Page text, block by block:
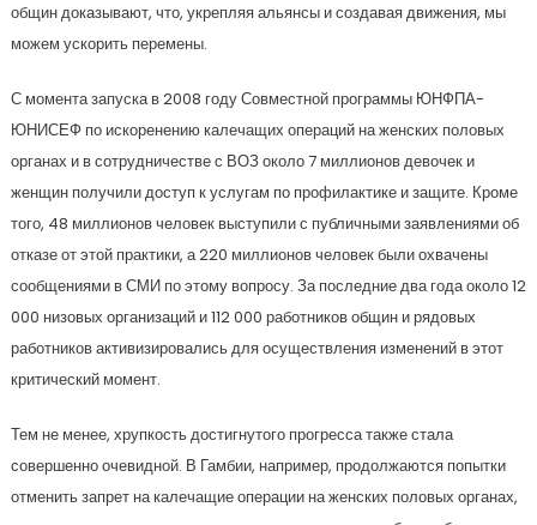
общин доказывают, что, укрепляя альянсы и создавая движения, мы
можем ускорить перемены.
С момента запуска в 2008 году Совместной программы ЮНФПА-
ЮНИСЕФ по искоренению калечащих операций на женских половых
органах и в сотрудничестве с ВОЗ около 7 миллионов девочек и
женщин получили доступ к услугам по профилактике и защите. Кроме
того, 48 миллионов человек выступили с публичными заявлениями об
отказе от этой практики, а 220 миллионов человек были охвачены
сообщениями в СМИ по этому вопросу. За последние два года около 12
000 низовых организаций и 112 000 работников общин и рядовых
работников активизировались для осуществления изменений в этот
критический момент.
Тем не менее, хрупкость достигнутого прогресса также стала
совершенно очевидной. В Гамбии, например, продолжаются попытки
отменить запрет на калечащие операции на женских половых органах,